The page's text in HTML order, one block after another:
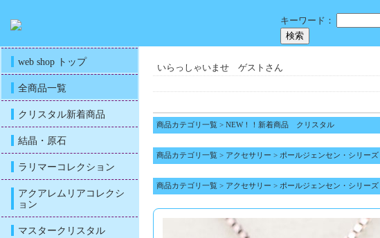
キーワード：
web shop トップ
全商品一覧
クリスタル新着商品
結晶・原石
ラリマーコレクション
アクアレムリアコレクシ
ョン
マスタークリスタル
いらっしゃいませ ゲストさん
商品カテゴリ一覧 > NEW！！新着商品 クリスタル
商品カテゴリ一覧 > アクセサリー > ポールジェンセン・シリーズ
商品カテゴリ一覧 > アクセサリー > ポールジェンセン・シリーズ